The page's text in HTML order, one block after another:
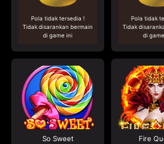
Pola tidak tersedia !
Tidak disarankan bermain
di game ini
Pola tidak
Tidak
di
So Sweet Fire